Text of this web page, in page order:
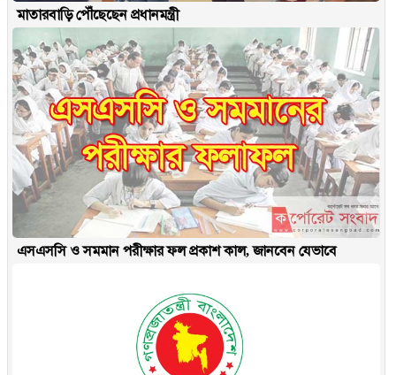
মাতারবাড়ি পৌঁছেছেন প্রধানমন্ত্রী
এসএসসি ও সমমান পরীক্ষার ফল প্রকাশ কাল, জানবেন যেভাবে